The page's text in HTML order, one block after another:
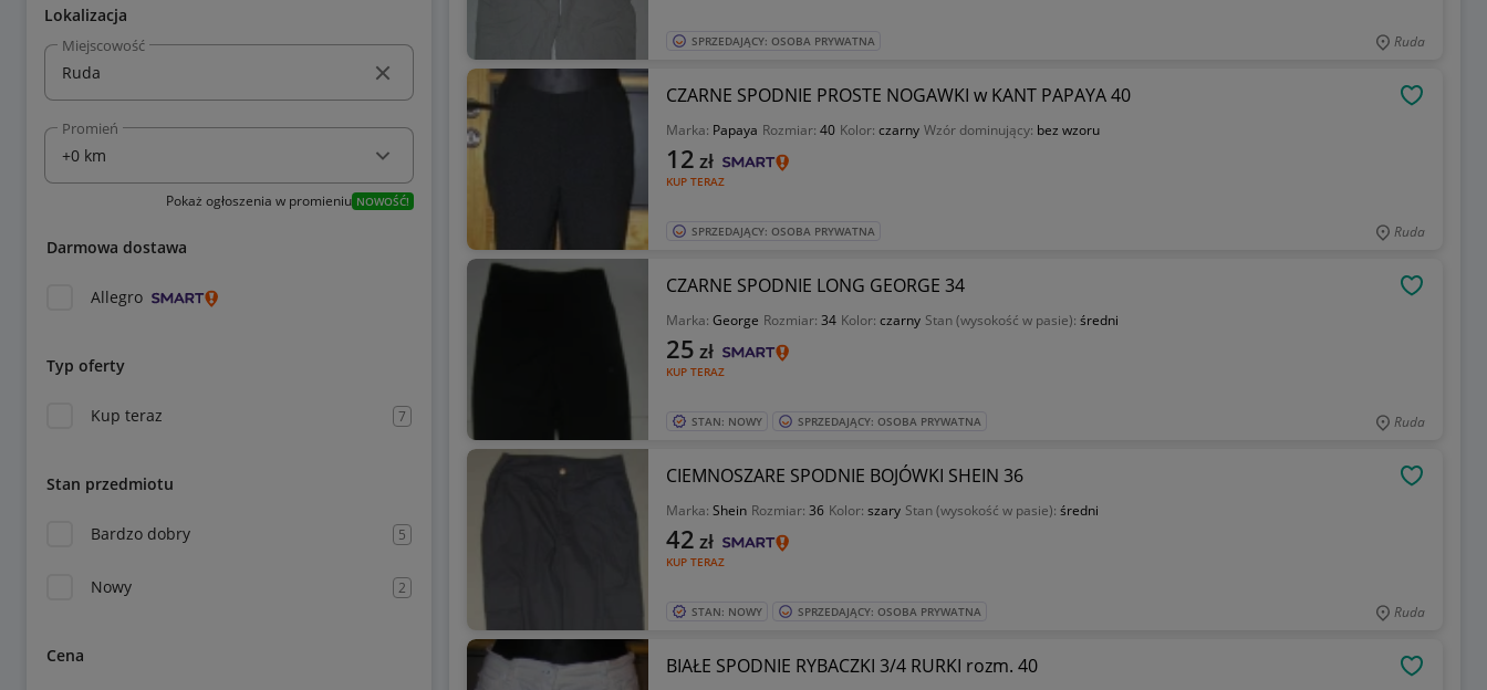
Lokalizacja
Miejscowość
Promień
Pokaż ogłoszenia w promieniu NOWOŚĆ!
Darmowa dostawa
Allegro
Typ oferty
Kup teraz 7
Stan przedmiotu
Bardzo dobry 5
Nowy 2
Cena
SPRZEDAJĄCY: OSOBA PRYWATNA Ruda
CZARNE SPODNIE PROSTE NOGAWKI w KANT PAPAYA 40
Marka: Papaya Rozmiar: 40 Kolor: czarny Wzór dominujący: bez wzoru
KUP TERAZ
12 zł
SPRZEDAJĄCY: OSOBA PRYWATNA Ruda
CZARNE SPODNIE LONG GEORGE 34
Marka: George Rozmiar: 34 Kolor: czarny Stan (wysokość w pasie): średni
KUP TERAZ
25 zł
STAN: NOWY SPRZEDAJĄCY: OSOBA PRYWATNA Ruda
CIEMNOSZARE SPODNIE BOJÓWKI SHEIN 36
Marka: Shein Rozmiar: 36 Kolor: szary Stan (wysokość w pasie): średni
KUP TERAZ
42 zł
STAN: NOWY SPRZEDAJĄCY: OSOBA PRYWATNA Ruda
BIAŁE SPODNIE RYBACZKI 3/4 RURKI rozm. 40